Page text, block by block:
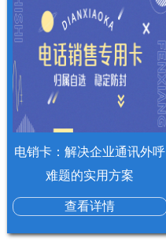
电销卡：解决企业通讯外呼
难题的实用方案
查看详情